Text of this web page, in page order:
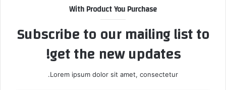
With Product You Purchase
Subscribe to our mailing list to
get the new updates!
Lorem ipsum dolor sit amet, consectetur.